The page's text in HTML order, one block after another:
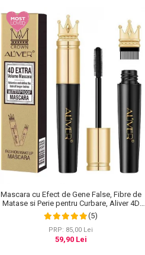
Mascara cu Efect de Gene False, Fibre de
Matase si Perie pentru Curbare, Aliver 4D
Extra Volume, Waterproof, Negru,10 g
(5)
PRP: 85,00 Lei
59,90 Lei